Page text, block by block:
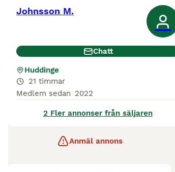
Johnsson M.
Chatt
Huddinge
21 timmar
Medlem sedan 2022
2 Fler annonser från säljaren
Anmäl annons